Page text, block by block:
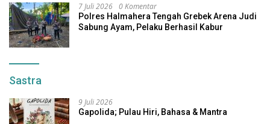
7 Juli 2026 0 Komentar
Polres Halmahera Tengah Grebek Arena Judi
Sabung Ayam, Pelaku Berhasil Kabur
Sastra
9 Juli 2026
Gapolida; Pulau Hiri, Bahasa & Mantra